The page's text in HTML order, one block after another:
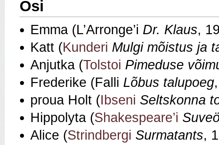
Osi
Emma (L’Arronge’i Dr. Klaus,
Katt (Kunderi Mulgi mõistus ja
Anjutka (Tolstoi Pimeduse
Frederike (Falli Lõbus talupoeg
proua Holt (Ibseni Seltskonna
Hippolyta (Shakespeare’i
Alice (Strindbergi Surmatants,